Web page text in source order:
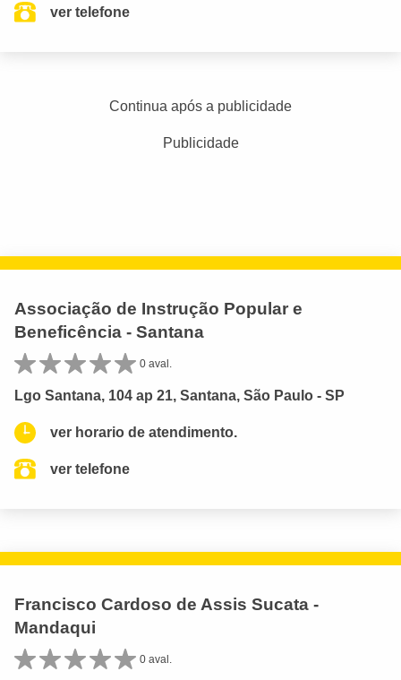
ver telefone
Continua após a publicidade
Publicidade
Associação de Instrução Popular e
Beneficência - Santana
0 aval.
Lgo Santana, 104 ap 21, Santana, São Paulo - SP
ver horario de atendimento.
ver telefone
Francisco Cardoso de Assis Sucata -
Mandaqui
0 aval.